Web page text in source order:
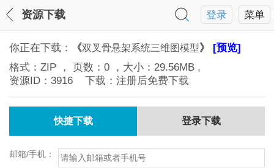
菜单
登录
资源下载
你正在下载： 《双叉骨悬架系统三维图模型》 [预览]
格式： ZIP ， 页数： 0 ，大小： 29.56MB ,
资源ID： 3916 下载：注册后免费下载
快捷下载 登录下载
邮箱/手机：